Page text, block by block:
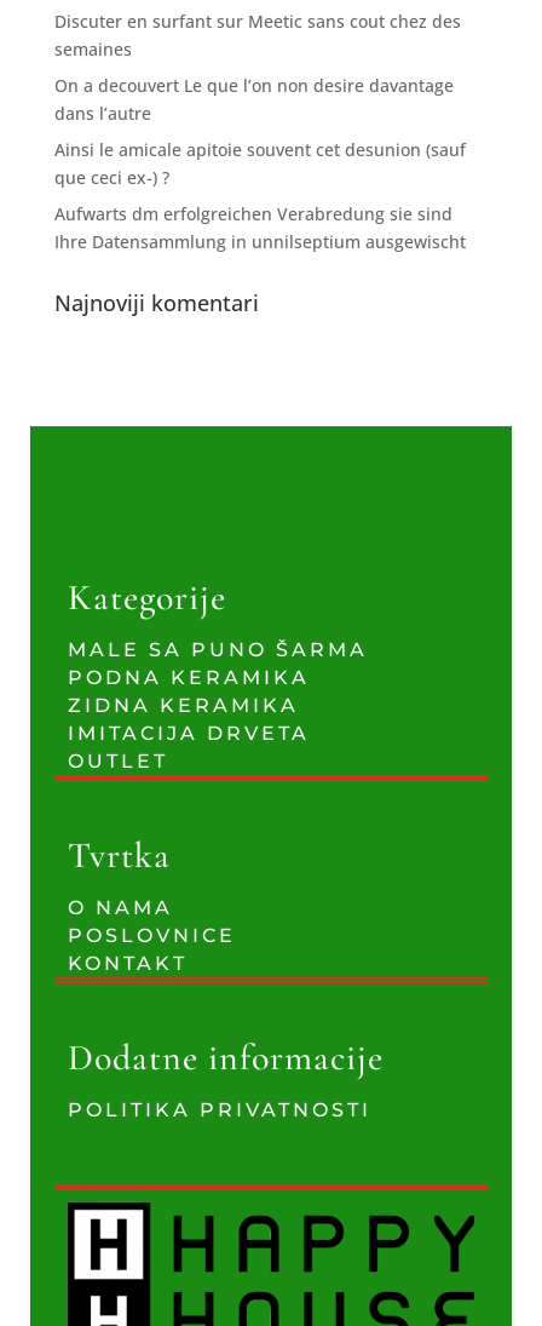
Discuter en surfant sur Meetic sans cout chez des
semaines
On a decouvert Le que l’on non desire davantage
dans l’autre
Ainsi le amicale apitoie souvent cet desunion (sauf
que ceci ex-) ?
Aufwarts dm erfolgreichen Verabredung sie sind
Ihre Datensammlung in unnilseptium ausgewischt
Najnoviji komentari
Kategorije
MALE SA PUNO ŠARMA
PODNA KERAMIKA
ZIDNA KERAMIKA
IMITACIJA DRVETA
OUTLET
Tvrtka
O NAMA
POSLOVNICE
KONTAKT
Dodatne informacije
POLITIKA PRIVATNOSTI